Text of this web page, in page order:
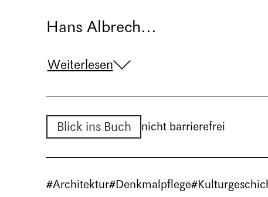
Hans Albrech...
Weiterlesen
Blick ins Buch nicht barrierefrei
#Architektur#Denkmalpflege